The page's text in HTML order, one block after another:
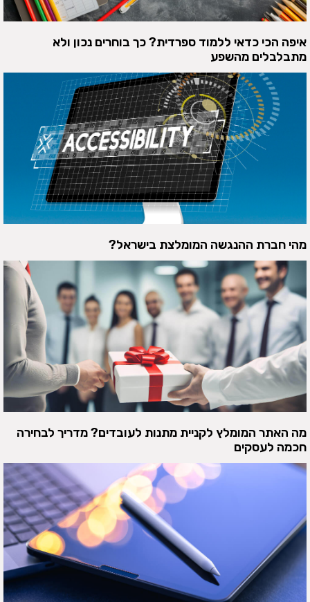
איפה הכי כדאי ללמוד ספרדית? כך בוחרים נכון ולא
מתבלבלים מהשפע
מהי חברת ההנגשה המומלצת בישראל?
מה האתר המומלץ לקניית מתנות לעובדים? מדריך לבחירה
חכמה לעסקים